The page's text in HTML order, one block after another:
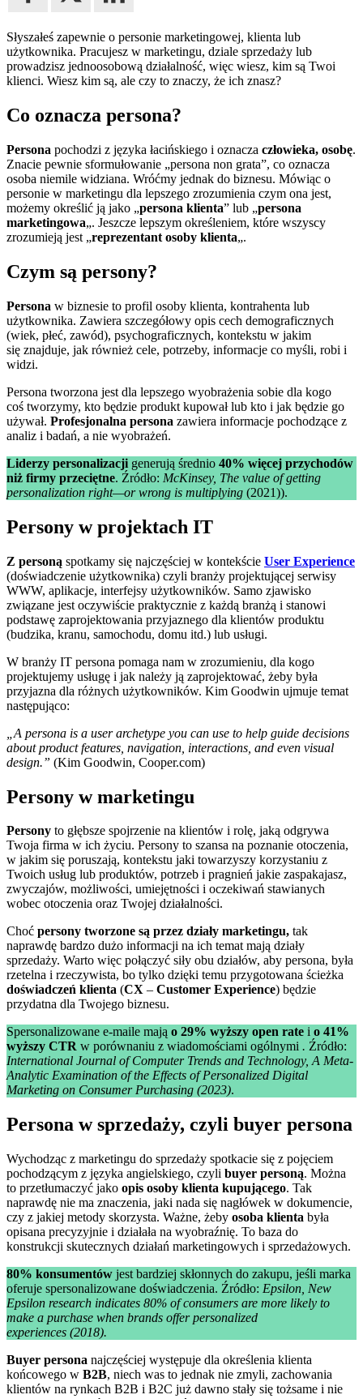
Słyszałeś zapewnie o personie marketingowej, klienta lub
użytkownika. Pracujesz w marketingu, dziale sprzedaży lub
prowadzisz jednoosobową działalność, więc wiesz, kim są Twoi
klienci. Wiesz kim są, ale czy to znaczy, że ich znasz?
Co oznacza persona?
Persona pochodzi z języka łacińskiego i oznacza człowieka, osobę.
Znacie pewnie sformułowanie „persona non grata”, co oznacza
osoba niemile widziana. Wróćmy jednak do biznesu. Mówiąc o
personie w marketingu dla lepszego zrozumienia czym ona jest,
możemy określić ją jako „persona klienta” lub „persona
marketingowa„. Jeszcze lepszym określeniem, które wszyscy
zrozumieją jest „reprezentant osoby klienta„.
Czym są persony?
Persona w biznesie to profil osoby klienta, kontrahenta lub
użytkownika. Zawiera szczegółowy opis cech demograficznych
(wiek, płeć, zawód), psychograficznych, kontekstu w jakim
się znajduje, jak również cele, potrzeby, informacje co myśli, robi i
widzi.
Persona tworzona jest dla lepszego wyobrażenia sobie dla kogo
coś tworzymy, kto będzie produkt kupował lub kto i jak będzie go
używał. Profesjonalna persona zawiera informacje pochodzące z
analiz i badań, a nie wyobrażeń.
Liderzy personalizacji generują średnio 40% więcej przychodów
niż firmy przeciętne. Źródło: McKinsey, The value of getting
personalization right—or wrong is multiplying (2021)).
Persony w projektach IT
Z personą spotkamy się najczęściej w kontekście User Experience
(doświadczenie użytkownika) czyli branży projektującej serwisy
WWW, aplikacje, interfejsy użytkowników. Samo zjawisko
związane jest oczywiście praktycznie z każdą branżą i stanowi
podstawę zaprojektowania przyjaznego dla klientów produktu
(budzika, kranu, samochodu, domu itd.) lub usługi.
W branży IT persona pomaga nam w zrozumieniu, dla kogo
projektujemy usługę i jak należy ją zaprojektować, żeby była
przyjazna dla różnych użytkowników. Kim Goodwin ujmuje temat
następująco:
„A persona is a user archetype you can use to help guide decisions
about product features, navigation, interactions, and even visual
design.” (Kim Goodwin, Cooper.com)
Persony w marketingu
Persony to głębsze spojrzenie na klientów i rolę, jaką odgrywa
Twoja firma w ich życiu. Persony to szansa na poznanie otoczenia,
w jakim się poruszają, kontekstu jaki towarzyszy korzystaniu z
Twoich usług lub produktów, potrzeb i pragnień jakie zaspakajasz,
zwyczajów, możliwości, umiejętności i oczekiwań stawianych
wobec otoczenia oraz Twojej działalności.
Choć persony tworzone są przez działy marketingu, tak
naprawdę bardzo dużo informacji na ich temat mają działy
sprzedaży. Warto więc połączyć siły obu działów, aby persona, była
rzetelna i rzeczywista, bo tylko dzięki temu przygotowana ścieżka
doświadczeń klienta (CX – Customer Experience) będzie
przydatna dla Twojego biznesu.
Spersonalizowane e-maile mają o 29% wyższy open rate i o 41%
wyższy CTR w porównaniu z wiadomościami ogólnymi . Źródło:
International Journal of Computer Trends and Technology, A Meta-
Analytic Examination of the Effects of Personalized Digital
Marketing on Consumer Purchasing (2023).
Persona w sprzedaży, czyli buyer persona
Wychodząc z marketingu do sprzedaży spotkacie się z pojęciem
pochodzącym z języka angielskiego, czyli buyer personą. Można
to przetłumaczyć jako opis osoby klienta kupującego. Tak
naprawdę nie ma znaczenia, jaki nada się nagłówek w dokumencie,
czy z jakiej metody skorzysta. Ważne, żeby osoba klienta była
opisana precyzyjnie i działała na wyobraźnię. To baza do
konstrukcji skutecznych działań marketingowych i sprzedażowych.
80% konsumentów jest bardziej skłonnych do zakupu, jeśli marka
oferuje spersonalizowane doświadczenia. Źródło: Epsilon, New
Epsilon research indicates 80% of consumers are more likely to
make a purchase when brands offer personalized
experiences (2018).
Buyer persona najczęściej występuje dla określenia klienta
końcowego w B2B, niech was to jednak nie zmyli, zachowania
klientów na rynkach B2B i B2C już dawno stały się tożsame i nie